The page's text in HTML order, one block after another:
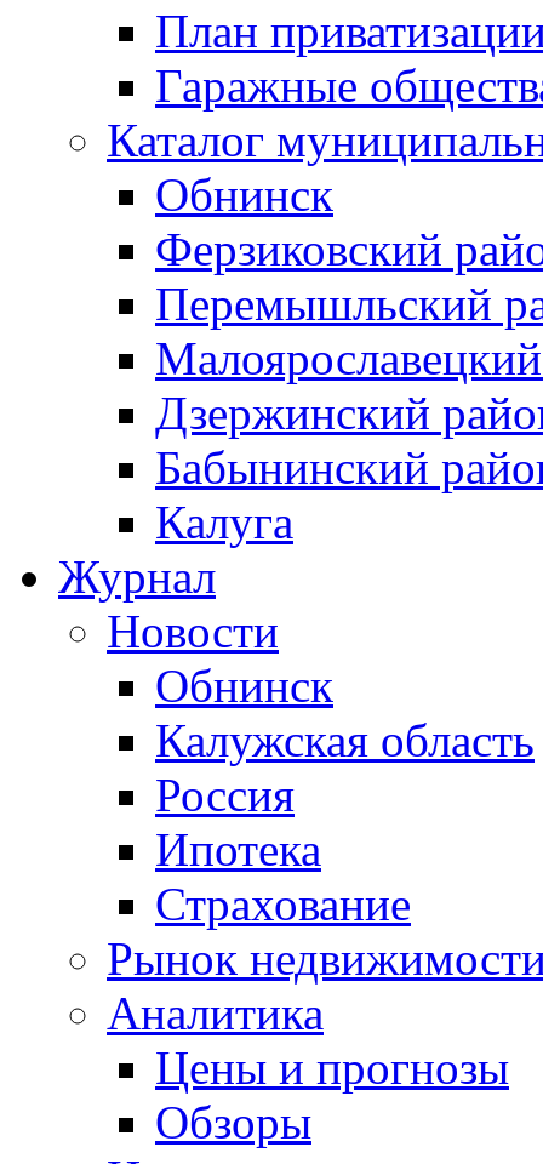
План
Гаражные
Каталог
Обнинск
Ферзиковский
Перемышльский
Дзержинский
Бабынинский
Калуга
Журнал
Новости
Обнинск
Калужская область
Россия
Ипотека
Страхование
Рынок
Аналитика
Цены и прогнозы
Обзоры